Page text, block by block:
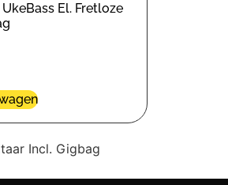
El. Fretloze
Incl. Gigbag